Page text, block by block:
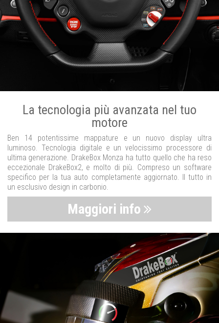
La tecnologia più avanzata nel tuo
motore
Ben 14 potentissime mappature e un nuovo display ultra
luminoso. Tecnologia digitale e un velocissimo processore di
ultima generazione. DrakeBox Monza ha tutto quello che ha reso
eccezionale DrakeBox2, e molto di più. Compreso un software
specifico per la tua auto completamente aggiornato. Il tutto in
un esclusivo design in carbonio.
Maggiori info